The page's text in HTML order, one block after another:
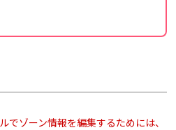
でゾーン情報を編集するためには、